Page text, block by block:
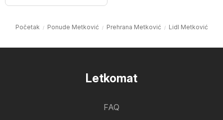
Početak Ponude Metković Prehrana Metković Lidl Metković
Letkomat
FAQ